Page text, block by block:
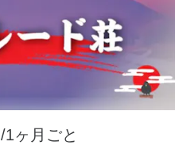
/1ヶ月ごと